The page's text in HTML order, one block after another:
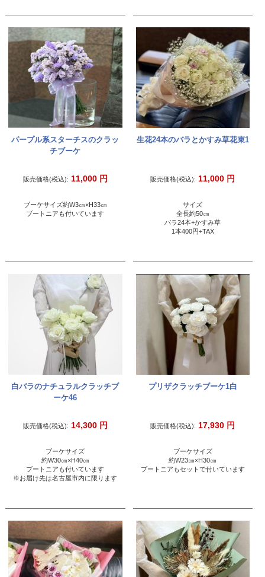
パープル系スターチスのクラッ
チブーケ
販売価格(税込): 11,000 円
ブーケサイズ約W3㎝×H33㎝
ブートニアも付いています
生花24本のバラとかすみ草花束1
販売価格(税込): 11,000 円
サイズ
全長約50㎝
バラ24本+かすみ草
1本400円+TAX
白バラのナチュラルクラッチブ
ーケ46
販売価格(税込): 14,300 円
ブーケサイズ
約W30㎝×H40㎝
ブートニアも付いています
※お届け先は名古屋市内に限ります
プリザクラッチブーケ1白
販売価格(税込): 17,930 円
ブーケサイズ
約W23㎝×H30㎝
ブートニアもセットで付いています